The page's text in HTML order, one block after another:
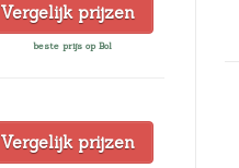
Vergelijk prijzen
beste prijs op Bol
Vergelijk prijzen